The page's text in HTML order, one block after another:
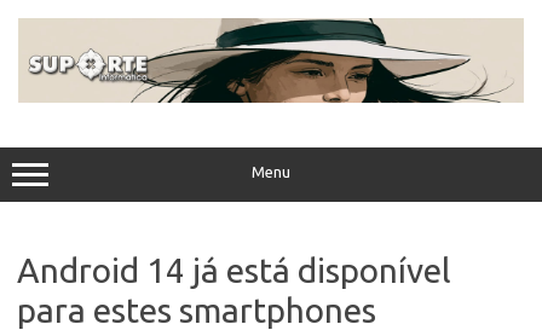
Menu
Android 14 já está disponível
para estes smartphones